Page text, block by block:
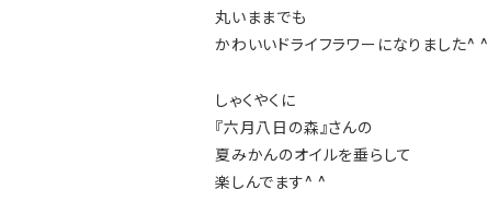
丸いままでも
かわいいドライフラワーになりました^ ^
しゃくやくに
『六月八日の森』さんの
夏みかんのオイルを垂らして
楽しんでます^ ^